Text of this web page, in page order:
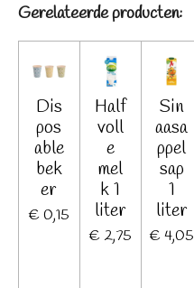
Gerelateerde producten:
Dis
pos
able
bek
er
€ 0,15
Half
voll
e
mel
k 1
liter
€ 2,75
Sin
aasa
ppel
sap
1
liter
€ 4,05